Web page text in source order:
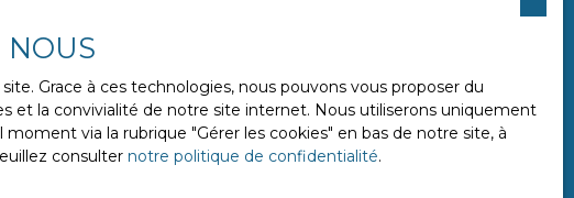
41013 BLOIS CEDEX.
de vos données personnelles, veuillez consulter notre
NOUS
Grace à ces technologies, nous pouvons vous proposer du
et la convivialité de notre site internet. Nous utiliserons uniquement
via la rubrique ″Gérer les cookies″ en bas de notre site, à
consulter notre politique de confidentialité.